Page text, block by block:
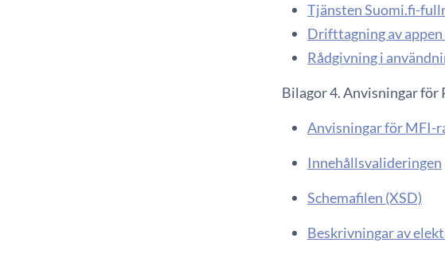
Tjänsten Suomi.fi-
Drifttagning av
Rådgivning i
Bilagor 4. Anvisningar för
Anvisningar för MFI-
Innehållsvalideringen
Schemafilen (XSD)
Beskrivningar av